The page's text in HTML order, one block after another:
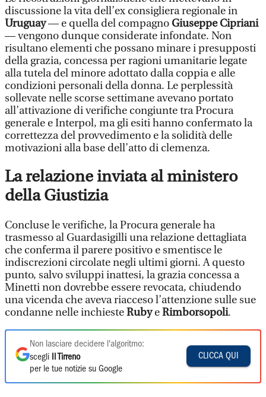
discussione la vita dell’ex consigliera regionale in
Uruguay— e quella del compagnoGiuseppe Cipriani
— vengono dunque considerate infondate. Non
risultano elementi che possano minare i presupposti
della grazia, concessa per ragioni umanitarie legate
alla tutela del minore adottato dalla coppia e alle
condizioni personali della donna. Le perplessità
sollevate nelle scorse settimane avevano portato
all’attivazione di verifiche congiunte tra Procura
generale e Interpol, ma gli esiti hanno confermato la
correttezza del provvedimento e la solidità delle
motivazioni alla base dell’atto di clemenza.
La relazione inviata al ministero
della Giustizia
Concluse le verifiche, la Procura generale ha
trasmesso al Guardasigilli una relazione dettagliata
che conferma il parere positivo e smentisce le
indiscrezioni circolate negli ultimi giorni. A questo
punto, salvo sviluppi inattesi, la grazia concessa a
Minetti non dovrebbe essere revocata, chiudendo
una vicenda che aveva riacceso l’attenzione sulle sue
condanne nelle inchiesteRubyeRimborsopoli.
Non lasciare decidere l'algoritmo:
scegli
Il Tirreno
per le tue notizie su Google
CLICCA QUI